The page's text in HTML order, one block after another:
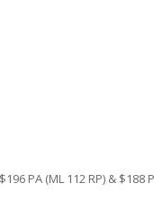
PA (ML 112 RP) & $188